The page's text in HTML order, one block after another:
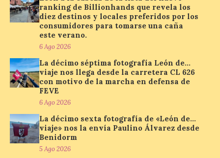
Paradores renueva su
compromiso con La Vuelta
como patrocinador oficial
7 Ago 2026
volverá a estar presente
junto al control de firmas
y, como novedad, en el
Leaders Lounge, dos espacios exclusivos
para los ciclistas. El recorrido de La
Vuelta discurrirá junto a 17 […]
ranking de Billionhands que revela los
diez destinos y locales preferidos por los
consumidores para tomarse una caña
este verano.
6 Ago 2026
La décimo séptima fotografía León de…
viaje nos llega desde la carretera CL 626
con motivo de la marcha en defensa de
FEVE
6 Ago 2026
La décimo sexta fotografía de «León de…
viaje» nos la envía Paulino Álvarez desde
Benidorm
5 Ago 2026